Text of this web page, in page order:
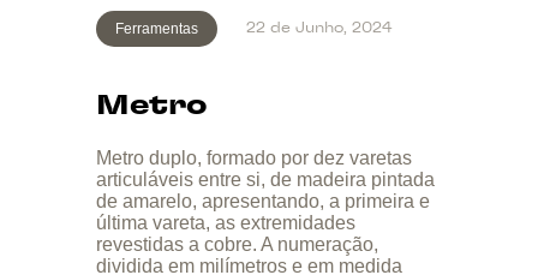
Ferramentas
Metro
22 de Junho, 2024
Metro duplo, formado por dez varetas
articuláveis entre si, de madeira pintada
de amarelo, apresentando, a primeira e
última vareta, as extremidades
revestidas a cobre. A numeração,
dividida em milímetros e em medida